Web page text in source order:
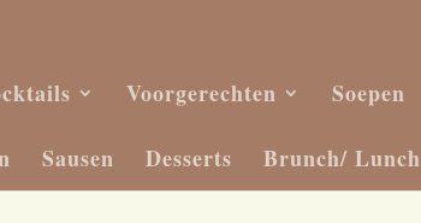
Voorgerechten Soepen
Sausen Desserts Brunch/ Lunch